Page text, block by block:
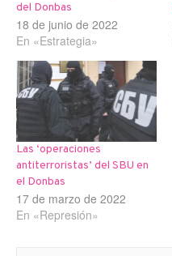
del Donbas
18 de junio de 2022
En «Estrategia»
Las ‘operaciones
antiterroristas’ del SBU en
el Donbas
17 de marzo de 2022
En «Represión»